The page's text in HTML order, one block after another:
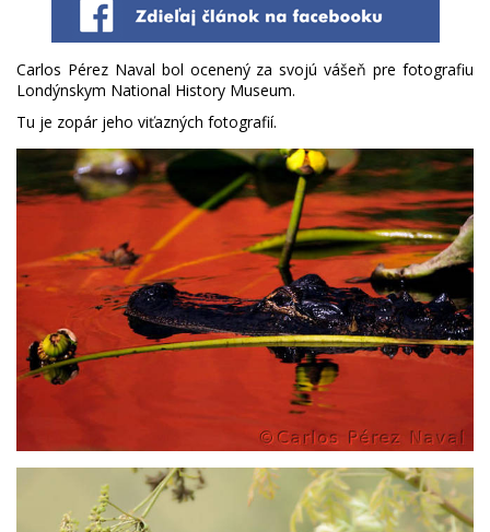
Carlos Pérez Naval bol ocenený za svojú vášeň pre fotografiu
Londýnskym National History Museum.
Tu je zopár jeho viťazných fotografií.